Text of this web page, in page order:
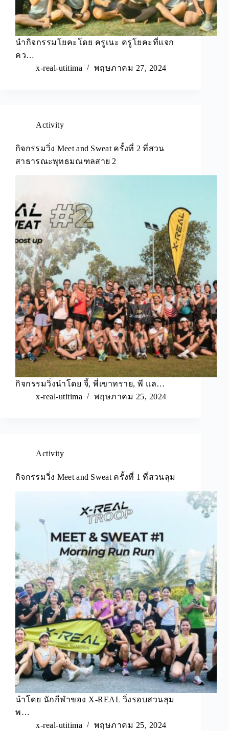
นำกิจกรรมโยคะโดย ครูเนะ ครูโยคะที่แจก
คว…
x-real-utitima
พฤษภาคม 27, 2024
Activity
กิจกรรมวิ่ง Meet and Sweat ครั้งที่ 2 ที่สวน
สาธารณะพุทธมณฑลสาย 2
กิจกรรมวิ่งนำโดย จี้, พี่เขาทราย, พี แล…
x-real-utitima
พฤษภาคม 25, 2024
Activity
กิจกรรมวิ่ง Meet and Sweat ครั้งที่ 1 ที่สวนลุม
นำโดย นักกีฬาของ X-REAL วิ่งรอบสวนลุม
พ…
x-real-utitima
พฤษภาคม 25, 2024